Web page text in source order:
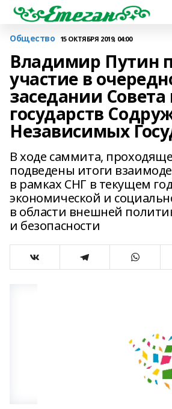
Общество 15 ОКТЯБРЯ 2019, 04:00
Владимир Путин
участие в
заседании Совета
государств
Независимых
В ходе саммита,
подведены итоги
в рамках СНГ в текущем
экономической и
в области внешней
и безопасности